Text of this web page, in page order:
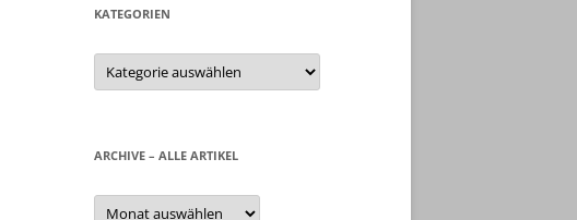
KATEGORIEN
Kategorien
ARCHIVE – ALLE ARTIKEL
Archive